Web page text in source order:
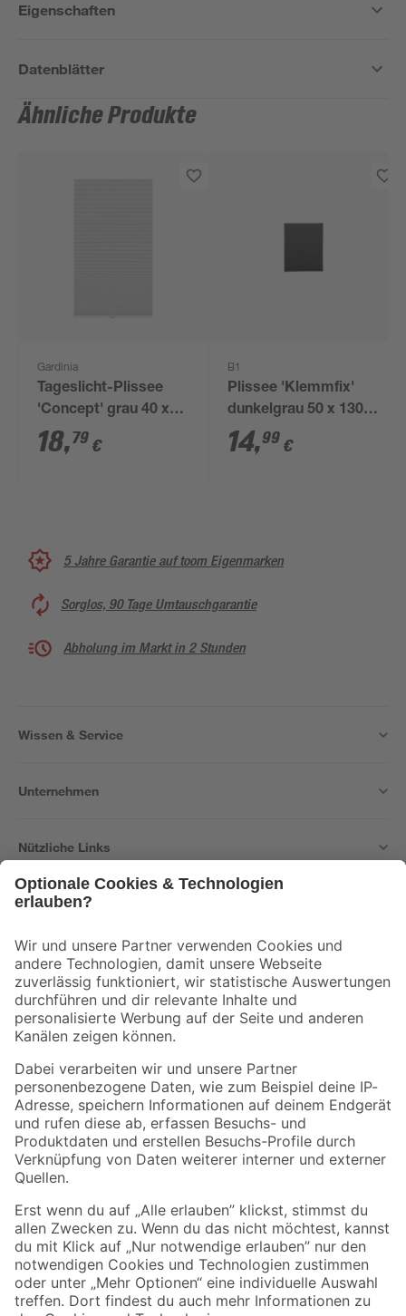
Eigenschaften
Datenblätter
Ähnliche Produkte
Gardinia
Tageslicht-Plissee
'Concept' grau 40 x
130 cm
18,79 €
B1
Plissee 'Klemmfix'
dunkelgrau 50 x 130
cm
14,99 €
5 Jahre Garantie auf toom Eigenmarken
Sorglos, 90 Tage Umtauschgarantie
Abholung im Markt in 2 Stunden
Wissen & Service
Unternehmen
Nützliche Links
Der toom Newsletter: Keine Angebote und Aktionen mehr verpassen!
Zur Newsletter Anmeldung
Folge uns
Zahlungsarten Versandarten
Sicher einkaufen
Jetzt die toom-App herunterladen